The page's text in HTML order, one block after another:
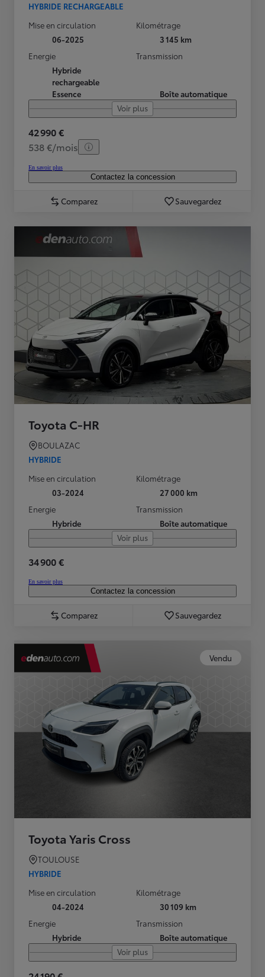
HYBRIDE RECHARGEABLE
Mise en circulation
06-2025
Kilométrage
3 145 km
Energie
Hybride
rechargeable
Essence
Transmission
Boîte automatique
Voir plus
42 990 €
538 €/mois
En savoir plus
Contactez la concession
Comparez Sauvegardez
Toyota C-HR
BOULAZAC
HYBRIDE
Mise en circulation
03-2024
Kilométrage
27 000 km
Energie
Hybride
Transmission
Boîte automatique
Voir plus
34 900 €
En savoir plus
Contactez la concession
Comparez Sauvegardez
Vendu
Toyota Yaris Cross
TOULOUSE
HYBRIDE
Mise en circulation
04-2024
Kilométrage
30 109 km
Energie
Hybride
Transmission
Boîte automatique
Voir plus